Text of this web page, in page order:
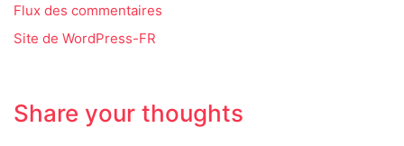
Flux des commentaires
Site de WordPress-FR
Share your thoughts